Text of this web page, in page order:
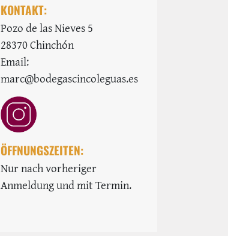
KONTAKT:
Pozo de las Nieves 5
28370 Chinchón
Email:
marc@bodegascincoleguas.es
ÖFFNUNGSZEITEN:
Nur nach vorheriger
Anmeldung und mit Termin.